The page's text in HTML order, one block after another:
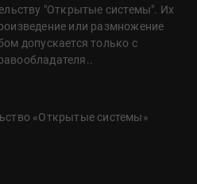
"Открытые системы". Их
или размножение
допускается только с
«Открытые системы»